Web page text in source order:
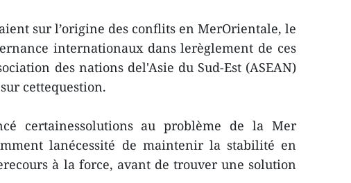
sur l’origine des conflits en MerOrientale, le
internationaux dans lerèglement de ces
des nations del'Asie du Sud-Est (ASEAN)
cettequestion.
certainessolutions au problème de la Mer
lanécessité de maintenir la stabilité en
à la force, avant de trouver une solution